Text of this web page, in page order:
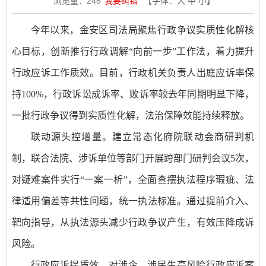
今年以来，金安区司法局聚焦行政争议实质性化解核
心目标，创新推行行政调解“向前一步”工作法，着力提升
行政应诉工作质效。目前，行政机关负责人出庭应诉率保
持100%，行政诉讼成诉率、败诉率较去年同期明显下降，
一批行政争议得到实质性化解，法治保障效能持续释放。
联动源头控增量。建立常态化府院联动会商研判机
制，联合法院、涉诉单位等部门开展跨部门研判会议5次，
对疑难案件实行“一案一析”，全面查摆执法程序瑕疵、法
律适用偏差等共性问题，统一执法标准。通过提前介入、
靶向指导，从执法源头减少行政争议产生，有效压降成诉
风险。